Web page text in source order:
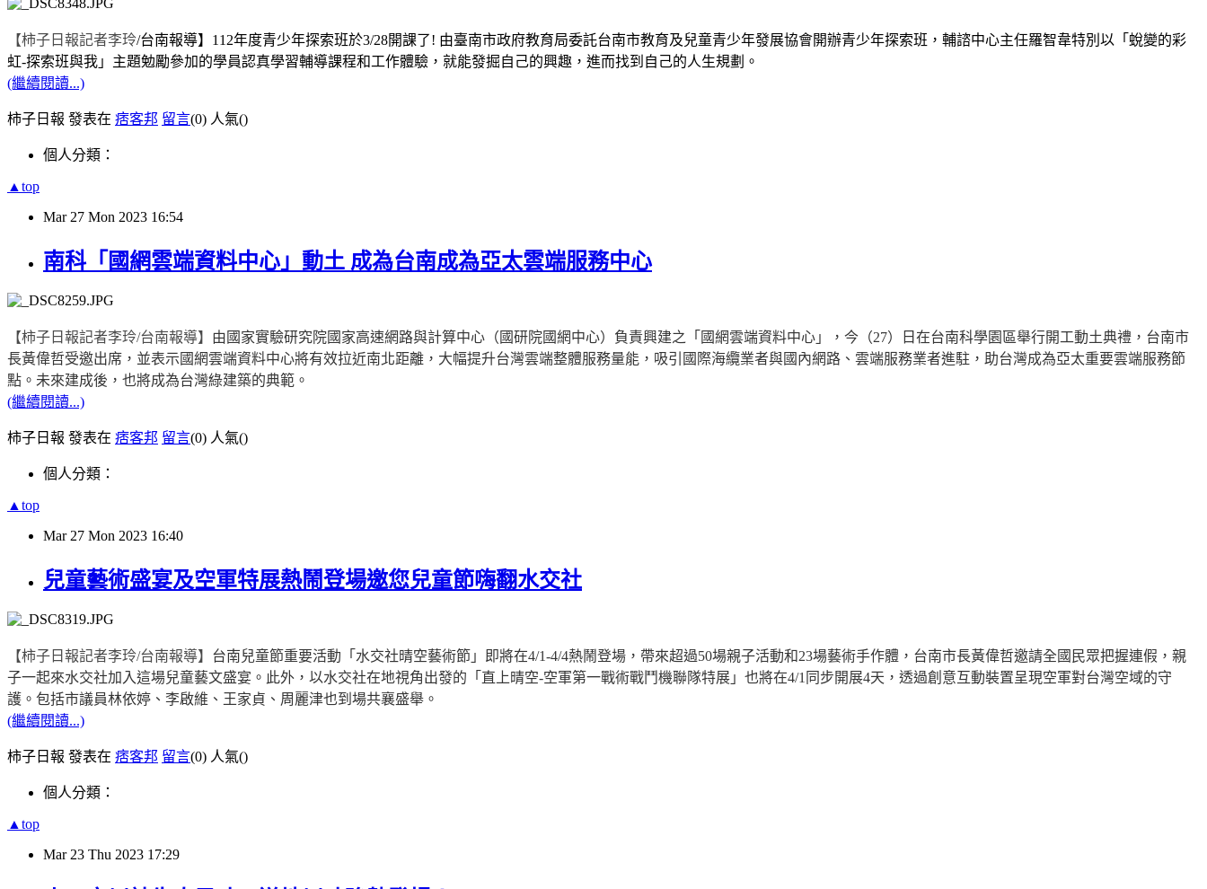
【柿子日報記者李玲/台南報導】 112年度青少年探索班於3/28開課了! 由臺南市政府教育局委託台南市教育及兒童青少年發展協會開辦青少年探索班，輔諮中心主任羅智韋特別以「蛻變的彩
虹-探索班與我」主題勉勵參加的學員認真學習輔導課程和工作體驗，就能發掘自己的興趣，進而找到自己的人生規劃。
(繼續閱讀...)
柿子日報 發表在 痞客邦 留言(0) 人氣()
個人分類：
▲top
Mar 27 Mon 2023 16:54
南科「國網雲端資料中心」動土 成為台南成為亞太雲端服務中心
【柿子日報記者李玲/台南報導】 由國家實驗研究院國家高速網路與計算中心（國研院國網中心）負責興建之「國網雲端資料中心」，今（27）日在台南科學園區舉行開工動土典禮，台南市
長黃偉哲受邀出席，並表示國網雲端資料中心將有效拉近南北距離，大幅提升台灣雲端整體服務量能，吸引國際海纜業者與國內網路、雲端服務業者進駐，助台灣成為亞太重要雲端服務節
點。未來建成後，也將成為台灣綠建築的典範。
(繼續閱讀...)
柿子日報 發表在 痞客邦 留言(0) 人氣()
個人分類：
▲top
Mar 27 Mon 2023 16:40
兒童藝術盛宴及空軍特展熱鬧登場邀您兒童節嗨翻水交社
【柿子日報記者李玲/台南報導】 台南兒童節重要活動「水交社晴空藝術節」即將在4/1-4/4熱鬧登場，帶來超過50場親子活動和23場藝術手作體，台南市長黃偉哲邀請全國民眾把握連假，親
子一起來水交社加入這場兒童藝文盛宴。此外，以水交社在地視角出發的「直上晴空-空軍第一戰術戰鬥機聯隊特展」也將在4/1 同步開展4天，透過創意互動裝置呈現空軍對台灣空域的守
護。包括市議員林依婷、李啟維、王家貞、周麗津也到場共襄盛舉。
(繼續閱讀...)
柿子日報 發表在 痞客邦 留言(0) 人氣()
個人分類：
▲top
Mar 23 Thu 2023 17:29